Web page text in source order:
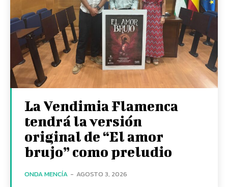
La Vendimia Flamenca
tendrá la versión
original de “El amor
brujo” como preludio
ONDA MENCÍA - AGOSTO 3, 2026